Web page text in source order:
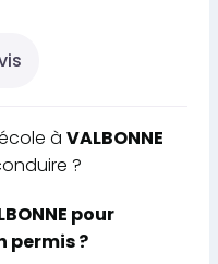
à VALBONNE
?
pour
permis ?